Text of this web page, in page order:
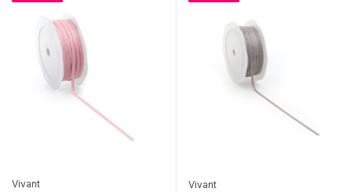
Vivant Vivant